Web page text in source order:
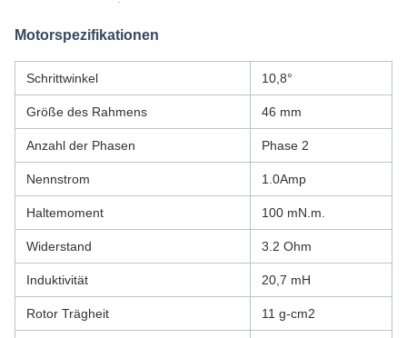
Motorspezifikationen
Schrittwinkel 10,8°
Größe des Rahmens 46 mm
Anzahl der Phasen Phase 2
Nennstrom 1.0Amp
Haltemoment 100 mN.m.
Widerstand 3.2 Ohm
Induktivität 20,7 mH
Rotor Trägheit 11 g-cm2